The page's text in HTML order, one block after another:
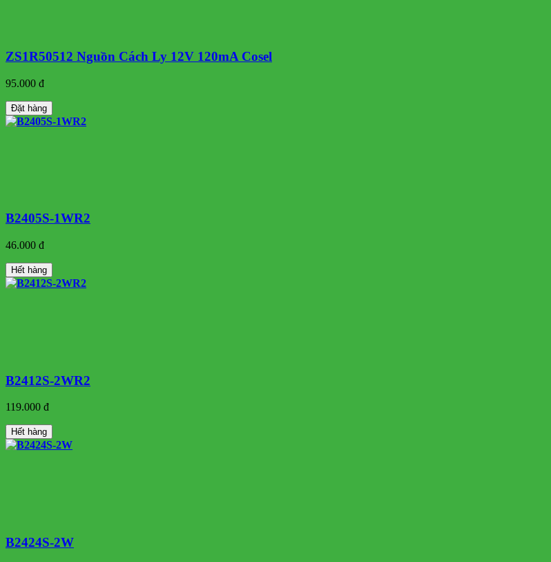
ZS1R50512 Nguồn Cách Ly 12V 120mA Cosel
95.000 đ
Đặt hàng
B2405S-1WR2
46.000 đ
Hết hàng
B2412S-2WR2
119.000 đ
Hết hàng
B2424S-2W